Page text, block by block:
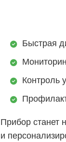
Быстрая
Контроль
Прибор станет
и